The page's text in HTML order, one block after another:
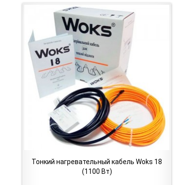
Тонкий нагревательный кабель Woks 18
(1100 Вт)